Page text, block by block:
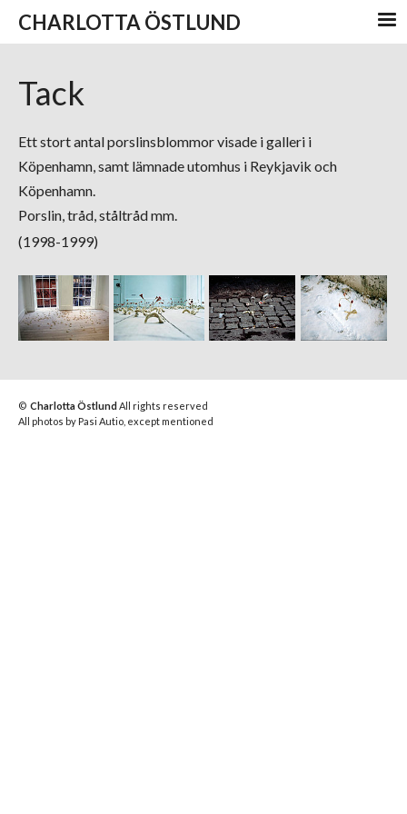
CHARLOTTA ÖSTLUND
Tack
Ett stort antal porslinsblommor visade i galleri i
Köpenhamn, samt lämnade utomhus i Reykjavik och
Köpenhamn.
Porslin, tråd, ståltråd mm.
(1998-1999)
© Charlotta ÖstlundAll rights reserved
All photos by Pasi Autio, except mentioned